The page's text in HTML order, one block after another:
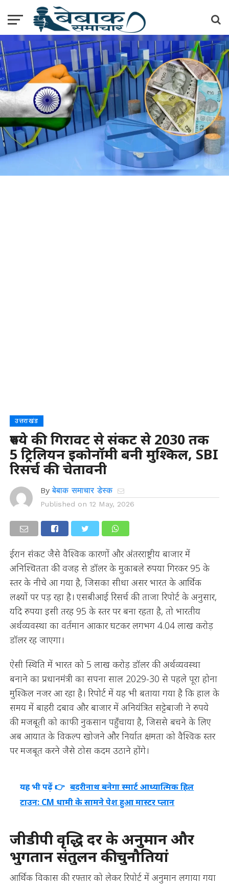
उत्तराखंड
रुपये की गिरावट से संकट से 2030 तक
5 ट्रिलियन इकोनॉमी बनी मुश्किल, SBI
रिसर्च की चेतावनी
By बेबाक समाचार डेस्क
Published on 12 May, 2026
ईरान संकट जैसे वैश्विक कारणों और अंतरराष्ट्रीय बाजार में
अनिश्चितता की वजह से डॉलर के मुकाबले रुपया गिरकर 95 के
स्तर के नीचे आ गया है, जिसका सीधा असर भारत के आर्थिक
लक्ष्यों पर पड़ रहा है। एसबीआई रिसर्च की ताजा रिपोर्ट के अनुसार,
यदि रुपया इसी तरह 95 के स्तर पर बना रहता है, तो भारतीय
अर्थव्यवस्था का वर्तमान आकार घटकर लगभग 4.04 लाख करोड़
डॉलर रह जाएगा।
ऐसी स्थिति में भारत को 5 लाख करोड़ डॉलर की अर्थव्यवस्था
बनाने का प्रधानमंत्री का सपना साल 2029-30 से पहले पूरा होना
मुश्किल नजर आ रहा है। रिपोर्ट में यह भी बताया गया है कि हाल के
समय में बाहरी दबाव और बाजार में अनियंत्रित सट्टेबाजी ने रुपये
की मजबूती को काफी नुकसान पहुँचाया है, जिससे बचने के लिए
अब आयात के विकल्प खोजने और निर्यात क्षमता को वैश्विक स्तर
पर मजबूत करने जैसे ठोस कदम उठाने होंगे।
यह भी पढ़ें 👉 बदरीनाथ बनेगा स्मार्ट आध्यात्मिक हिल
टाउन: CM धामी के सामने पेश हुआ मास्टर प्लान
जीडीपी वृद्धि दर के अनुमान और
भुगतान संतुलन की चुनौतियां
आर्थिक विकास की रफ्तार को लेकर रिपोर्ट में अनुमान लगाया गया